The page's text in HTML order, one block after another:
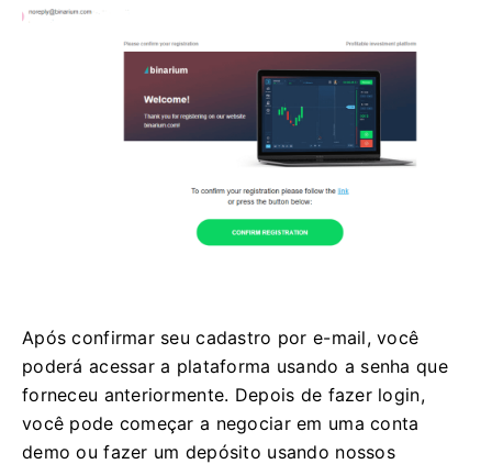
Após confirmar seu cadastro por e-mail, você
poderá acessar a plataforma usando a senha que
forneceu anteriormente. Depois de fazer login,
você pode começar a negociar em uma conta
demo ou fazer um depósito usando nossos